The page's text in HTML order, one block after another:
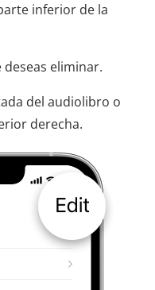
inferior de la
deseas eliminar.
del audiolibro o
derecha.